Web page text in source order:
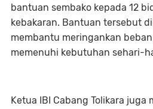
bantuan sembako kepada 12
kebakaran. Bantuan tersebut
membantu meringankan
memenuhi kebutuhan sehari-
Ketua IBI Cabang Tolikara juga